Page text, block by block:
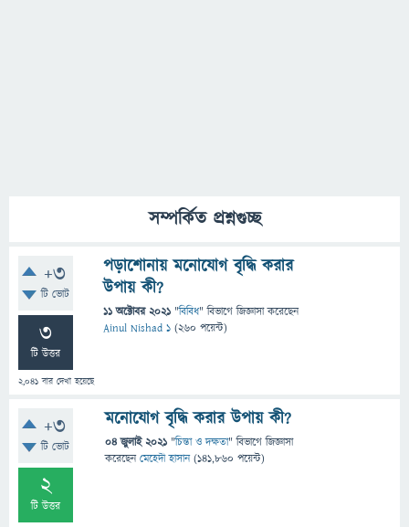
সম্পর্কিত প্রশ্নগুচ্ছ
+3
টি ভোট
3
টি উত্তর
2,041 বার দেখা হয়েছে
পড়াশোনায় মনোযোগ বৃদ্ধি করার
উপায় কী?
11 অক্টোবর 2021 "বিবিধ" বিভাগে জিজ্ঞাসাকরেছেন
Ainul Nishad 1 (260 পয়েন্ট)
+3
টি ভোট
2
টি উত্তর
মনোযোগ বৃদ্ধি করার উপায় কী?
04 জুলাই 2021 "চিন্তা ও দক্ষতা" বিভাগে জিজ্ঞাসা
করেছেনমেহেদী হাসান (141,860 পয়েন্ট)